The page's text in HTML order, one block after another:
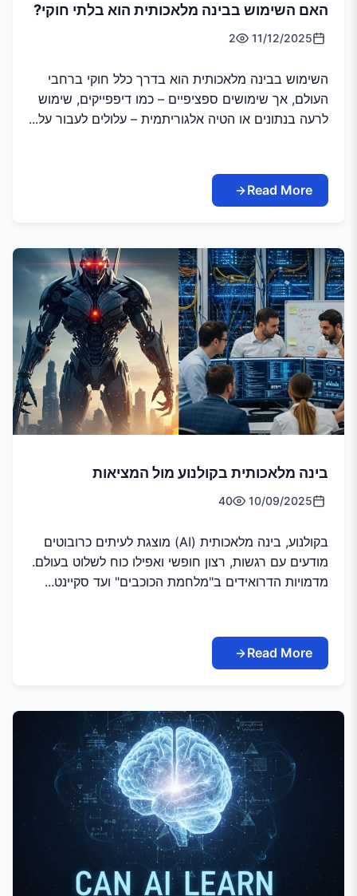
האם השימוש בבינה מלאכותית הוא בלתי חוקי?
11/12/2025
2
השימוש בבינה מלאכותית הוא בדרך כלל חוקי ברחבי
העולם, אך שימושים ספציפיים – כמו דיפפייקים, שימוש
לרעה בנתונים או הטיה אלגוריתמית – עלולים לעבור על...
Read More
בינה מלאכותית בקולנוע מול המציאות
10/09/2025
40
בקולנוע, בינה מלאכותית (AI) מוצגת לעיתים כרובוטים
מודעים עם רגשות, רצון חופשי ואפילו כוח לשלוט בעולם.
מדמויות הדרואידים ב"מלחמת הכוכבים" ועד סקיינט...
Read More